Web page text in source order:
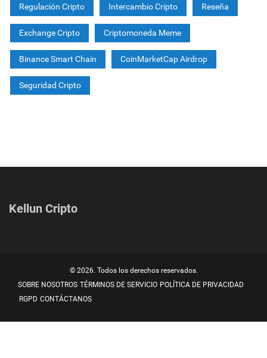
Regulación Cripto Intercambio Cripto Reseña
Exchange Cripto Criptomoneda Meme
Binance Smart Chain CoinMarketCap Airdrop
Seguridad Cripto
Kellun Cripto
© 2026. Todos los derechos reservados.
SOBRE NOSOTROS TÉRMINOS DE SERVICIO POLÍTICA DE PRIVACIDAD
RGPD CONTÁCTANOS